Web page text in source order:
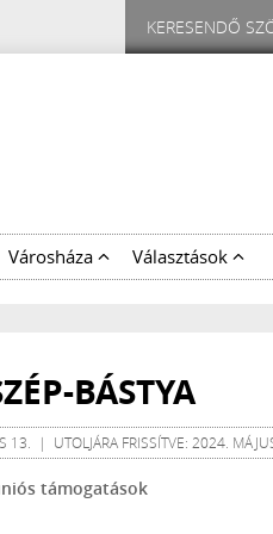
Városháza Választások
BÁSTYA
13. | UTOLJÁRA FRISSÍTVE: 2024.
támogatások